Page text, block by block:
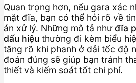
Quan trọng hơn, nếu gara xác
mặt đĩa, bạn có thể hỏi rõ về
án xử lý. Những mô tả nhưđĩa
dấu hiệu thường đi kèm biểu
tăng rõ khi phanh ở dải tốc độ
đoán đúng sẽ giúp bạn tránh
thiết và kiểm soát tốt chi phí.